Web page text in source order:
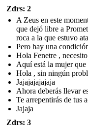
Zdrs: 2
A Zeus en este
que dejó libre a
roca a la que estuvo
Pero hay una
Hola Fenetre ,
Aquí está la mujer que
Hola , sin ningún
Jajajajajajaja
Ahora deberás llevar
Te arrepentirás de tus
Jajaja
Zdrs: 3